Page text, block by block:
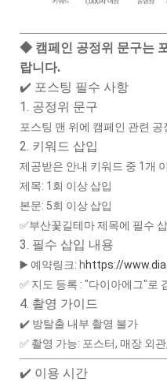
◆ 캠페인 공정위 문구는
랍니다.
✔️ 포스팅 필수 사항
1. 공정위 문구
포스팅 맨 위에 캠페인 관련 공
2. 키워드 삽입
제공받은 안내 키워드 중 1개
제목: 1회 이상 삽입
본문: 5회 이상 삽입
✅부산꽃길테마 제목에 필수
3. 필수 삽입 내용
▶️ 예약링크: hhttps://
✅ 지도 등록 : "다이아에그"로
4. 촬영 가이드
✔️ 방탈출 내부 촬영 불가
✅ 촬영 가능: 포스터, 매장 외
✔️ 이용 시간